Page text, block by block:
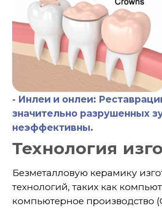
Безметалловую керамику
технологий, таких как
компьютерное производство (CAM),
и идеальную подгонку реставраций.
Уход за
Ухаживать за изделиями из
достаточно поддерживать
регулярное чистку и
Также рекомендуется проходить
стоматолога не реже двух раз в год.
Выбирая безметалловую керамику
пациенты получают не только
и надежное, долговременное